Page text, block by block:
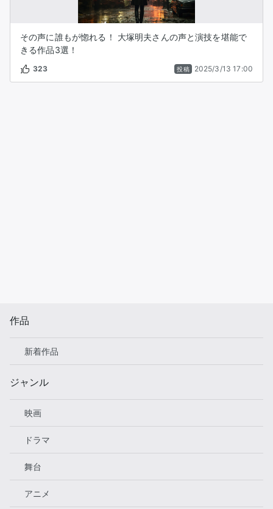
その声に誰もが惚れる！ 大塚明夫さんの声と演技を堪能で
きる作品3選！
323 投稿 2025/3/13 17:00
作品
新着作品
ジャンル
映画
ドラマ
舞台
アニメ